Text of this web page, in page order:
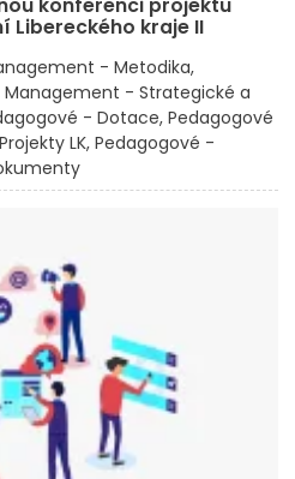
konferenci projektu
Libereckého kraje II
- Metodika
Management - Strategické a
- Dotace Pedagogové
LK Pedagogové -